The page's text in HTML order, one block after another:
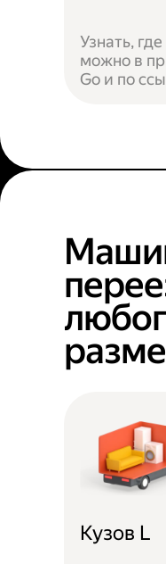
Узнать,
можно в
Go и по
Кузов L